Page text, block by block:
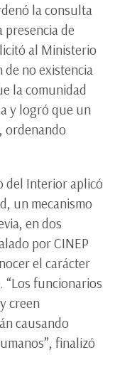
la consulta
presencia de
al Ministerio
no existencia
la comunidad
y logró que un
ordenando
del Interior aplicó
un mecanismo
en dos
por CINEP
el carácter
funcionarios
creen
causando
finalizó